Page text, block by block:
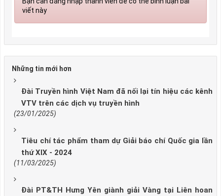
viết này
Những tin mới hơn
Đài Truyền hình Việt Nam đã nối lại tín hiệu các kênh
VTV trên các dịch vụ truyền hình
(23/01/2025)
Tiêu chí tác phẩm tham dự Giải báo chí Quốc gia lần
thứ XIX - 2024
(11/03/2025)
Đài PT&TH Hưng Yên giành giải Vàng tại Liên hoan